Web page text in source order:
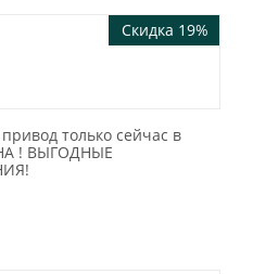
Скидка 19%
только сейчас в
! ВЫГОДНЫЕ